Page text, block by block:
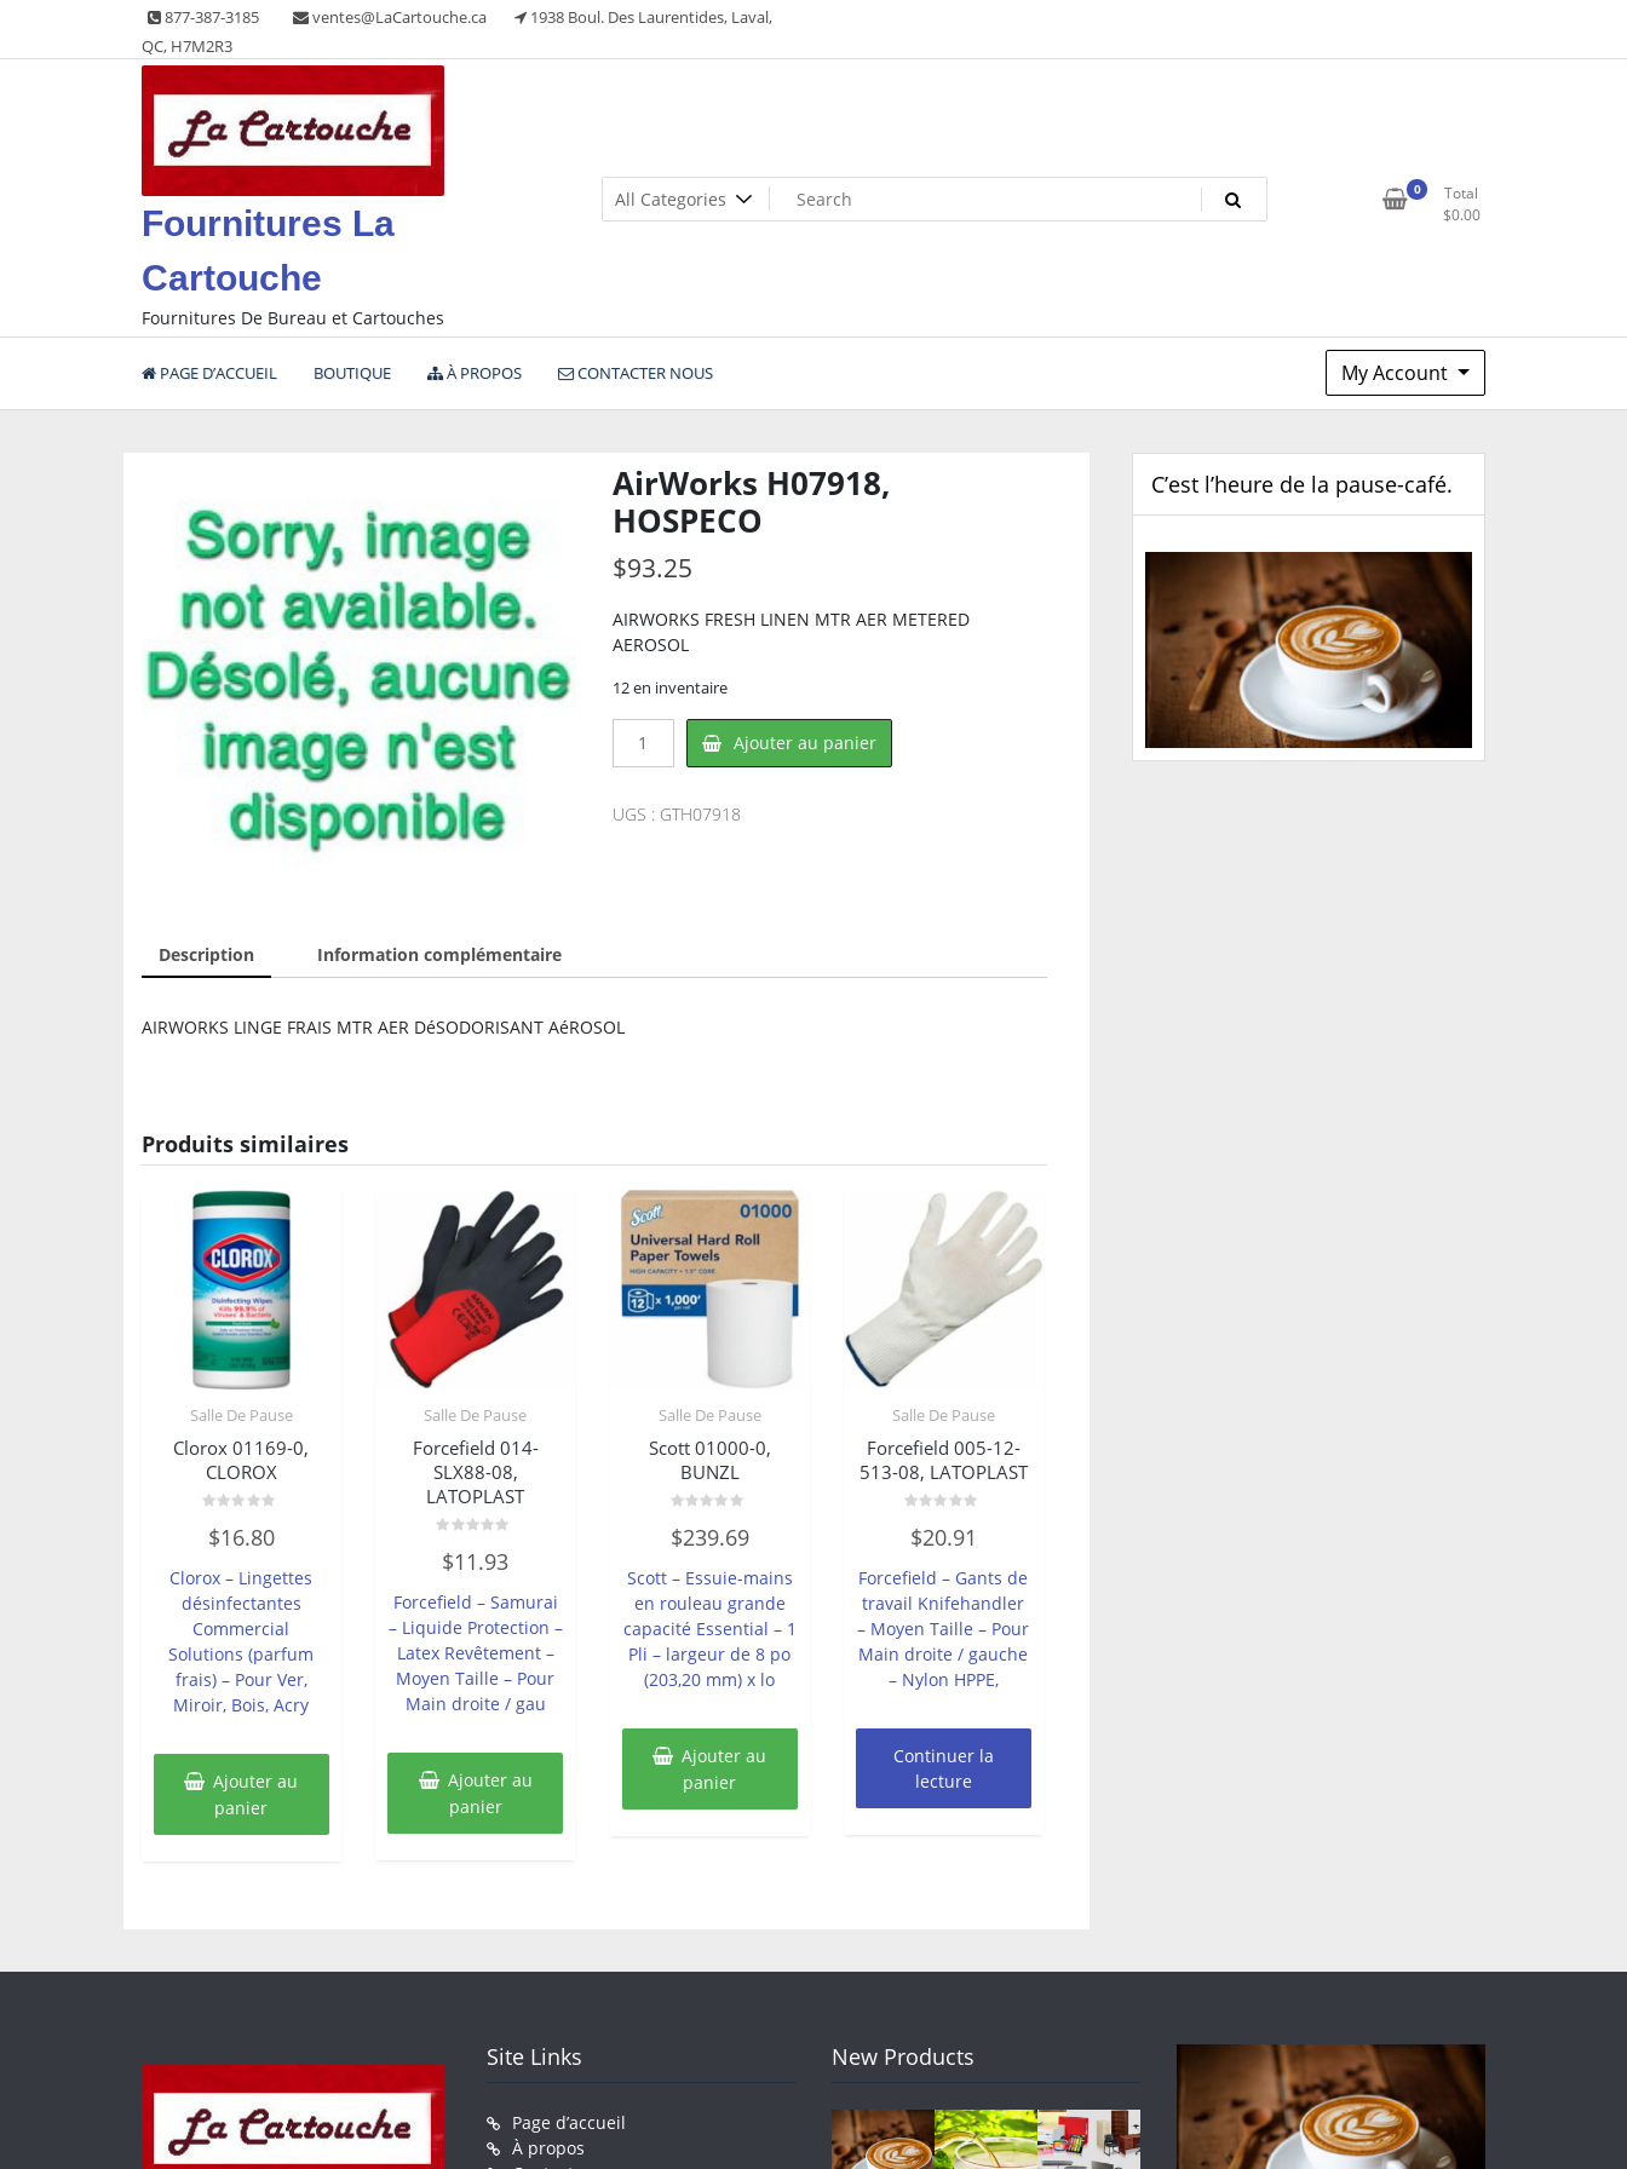
content
877-387-3185 ventes@LaCartouche.ca
1938 Boul. Des Laurentides, Laval,
QC, H7M2R3
Fournitures La
Cartouche
Fournitures De Bureau et Cartouches
0
Total
$0.00
PAGE D’ACCUEIL BOUTIQUE À PROPOS CONTACTER NOUS My Account
AirWorks H07918,
HOSPECO
$93.25
AIRWORKS FRESH LINEN MTR AER METERED
AEROSOL
12 en inventaire
H07918,
Ajouter au panier
UGS : GTH07918
Description Information complémentaire
AIRWORKS LINGE FRAIS MTR AER DéSODORISANT AéROSOL
Produits similaires
Salle De Pause
Clorox 01169-0,
CLOROX
0
sur
$16.80
Clorox – Lingettes
désinfectantes
Commercial
Solutions (parfum
frais) – Pour Ver,
Miroir, Bois, Acry
Ajouter au
panier
Salle De Pause
Forcefield 014-
SLX88-08,
LATOPLAST
0
sur
$11.93
Forcefield – Samurai
– Liquide Protection –
Latex Revêtement –
Moyen Taille – Pour
Main droite / gau
Ajouter au
panier
Salle De Pause
Scott 01000-0,
BUNZL
0
sur
$239.69
Scott – Essuie-mains
en rouleau grande
capacité Essential – 1
Pli – largeur de 8 po
(203,20 mm) x lo
Ajouter au
panier
Salle De Pause
Forcefield 005-12-
513-08, LATOPLAST
0
sur
$20.91
Forcefield – Gants de
travail Knifehandler
– Moyen Taille – Pour
Main droite / gauche
– Nylon HPPE,
Continuer la
lecture
C’est l’heure de la pause-café.
Site Links
Page d’accueil
À propos
New Products